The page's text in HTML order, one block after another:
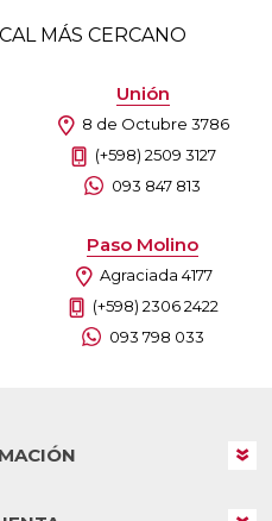
MÁS CERCANO
Unión
8 de Octubre 3786
(+598) 2509 3127
093 847 813
Paso Molino
Agraciada 4177
(+598) 2306 2422
093 798 033